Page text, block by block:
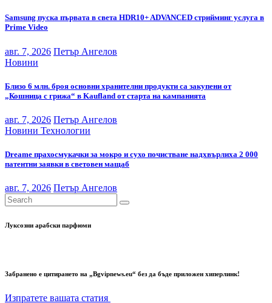
Samsung пуска първата в света HDR10+ ADVANCED стрийминг услуга в
Prime Video
авг. 7, 2026 Петър Ангелов
Новини
Близо 6 млн. броя основни хранителни продукти са закупени от
„Кошница с грижа“ в Kaufland от старта на кампанията
авг. 7, 2026 Петър Ангелов
Новини Технологии
Dreame прахосмукачки за мокро и сухо почистване надхвърлиха 2 000
патентни заявки в световен мащаб
авг. 7, 2026 Петър Ангелов
Луксозни арабски парфюми
Забранено е цитирането на „Bgvipnews.eu“ без да бъде приложен хиперлинк!
Изпратете вашата статия